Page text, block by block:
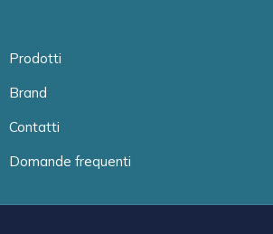
Prodotti
Brand
Contatti
Domande frequenti